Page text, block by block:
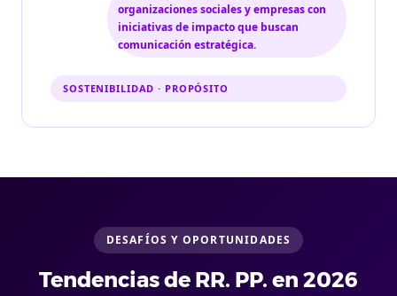
organizaciones sociales y empresas con
iniciativas de impacto que buscan
comunicación estratégica.
SOSTENIBILIDAD · PROPÓSITO
DESAFÍOS Y OPORTUNIDADES
Tendencias de RR. PP. en 2026